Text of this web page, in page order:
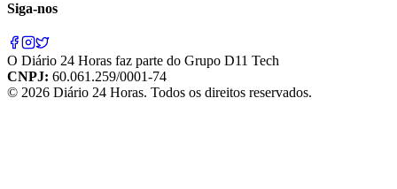
Siga-nos
O Diário 24 Horas faz parte do Grupo D11 Tech
CNPJ: 60.061.259/0001-74
© 2026 Diário 24 Horas. Todos os direitos reservados.